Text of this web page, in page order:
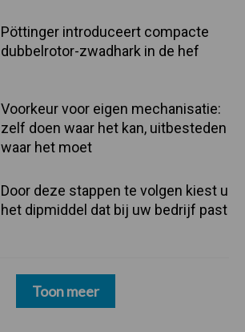
Pöttinger introduceert compacte
dubbelrotor-zwadhark in de hef
Voorkeur voor eigen mechanisatie:
zelf doen waar het kan, uitbesteden
waar het moet
Door deze stappen te volgen kiest u
het dipmiddel dat bij uw bedrijf past
Toon meer